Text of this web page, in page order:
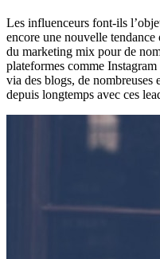
Les influenceurs font-ils
encore une nouvelle
du marketing mix pour de
plateformes comme
via des blogs, de
depuis longtemps avec ces